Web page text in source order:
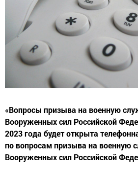
«Вопросы призыва на военную
Вооруженных сил Российской
2023 года будет открыта
по вопросам призыва на военную
Вооруженных сил Российской